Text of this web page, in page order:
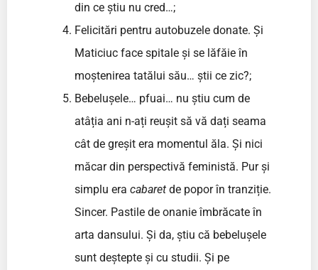
din ce știu nu cred…;
Felicitări pentru autobuzele donate. Și
Maticiuc face spitale și se lăfăie în
moștenirea tatălui său… știi ce zic?;
Bebelușele… pfuai… nu știu cum de
atâția ani n-ați reușit să vă dați seama
cât de greșit era momentul ăla. Și nici
măcar din perspectivă feministă. Pur și
simplu era cabaret de popor în tranziție.
Sincer. Pastile de onanie îmbrăcate în
arta dansului. Și da, știu că bebelușele
sunt deștepte și cu studii. Și pe